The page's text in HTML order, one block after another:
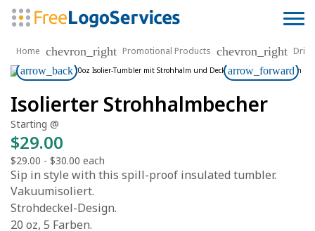
Home chevron_right Promotional Products chevron_right
arrow_back
arrow_forward
Isolierter Strohhalmbecher
Starting @
$29.00
$29.00 - $30.00 each
Sip in style with this spill-proof insulated tumbler.
Vakuumisoliert.
Strohdeckel-Design.
20 oz, 5 Farben.